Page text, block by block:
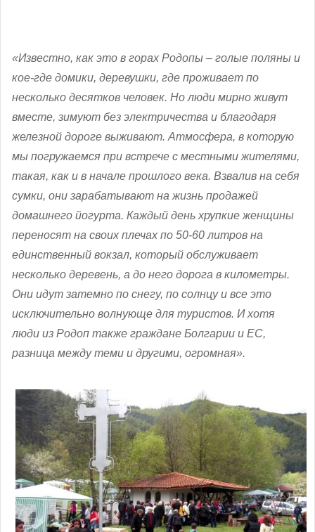
«Известно, как это в горах Родопы – голые поляны и
кое-где домики, деревушки, где проживает по
несколько десятков человек. Но люди мирно живут
вместе, зимуют без электричества и благодаря
железной дороге выживают. Атмосфера, в которую
мы погружаемся при встрече с местными жителями,
такая, как и в начале прошлого века. Взвалив на себя
сумки, они зарабатывают на жизнь продажей
домашнего йогурта. Каждый день хрупкие женщины
переносят на своих плечах по 50-60 литров на
единственный вокзал, который обслуживает
несколько деревень, а до него дорога в километры.
Они идут затемно по снегу, по солнцу и все это
исключительно волнующе для туристов. И хотя
люди из Родоп также граждане Болгарии и ЕС,
разница между теми и другими, огромная».